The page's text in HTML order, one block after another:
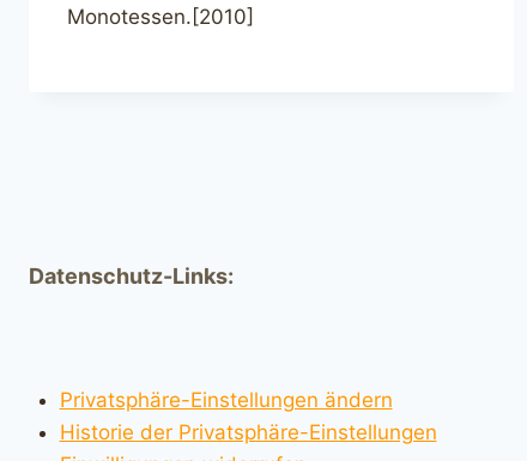
Monotessen.[2010]
Datenschutz-Links:
Privatsphäre-Einstellungen ändern
Historie der Privatsphäre-Einstellungen